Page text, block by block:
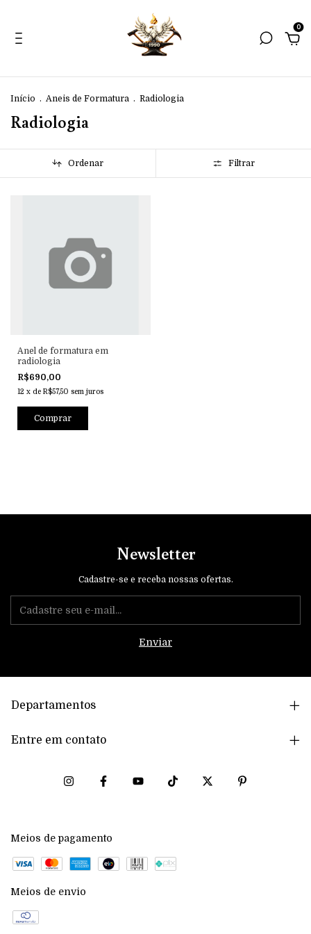
0
Início . Aneis de Formatura . Radiologia
Radiologia
Ordenar Filtrar
Anel de formatura em
radiologia
R$690,00
12 x de R$57,50 sem juros
Comprar
Newsletter
Cadastre-se e receba nossas ofertas.
Departamentos
Entre em contato
Meios de pagamento
Meios de envio